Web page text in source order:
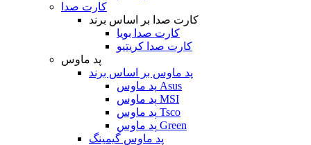
کارت صدا
کارت صدا بر اساس برند
کارت صدا بویا
کارت صدا کریتیو
پد ماوس
پد ماوس بر اساس برند
پد ماوس Asus
پد ماوس MSI
پد ماوس Tsco
پد ماوس Green
پد ماوس گیمینگ